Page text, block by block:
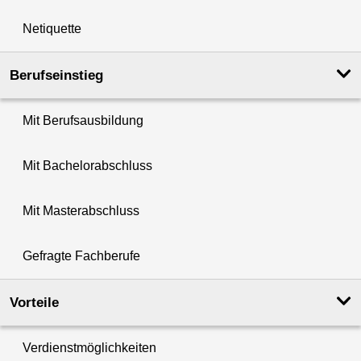
Netiquette
Berufseinstieg
Mit Berufsausbildung
Mit Bachelorabschluss
Mit Masterabschluss
Gefragte Fachberufe
Vorteile
Verdienstmöglichkeiten